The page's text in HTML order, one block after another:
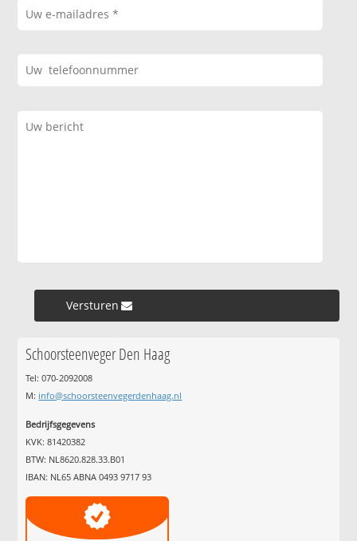
Versturen »
Schoorsteenveger Den Haag
Tel: 070-2092008
M: info@schoorsteenvegerdenhaag.nl
Bedrijfsgegevens
KVK: 81420382
BTW: NL8620.828.33.B01
IBAN: NL65 ABNA 0493 9717 93